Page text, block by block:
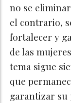
no se
el contrario,
fortalecer y
de las
tema sigue
que
garantizar su